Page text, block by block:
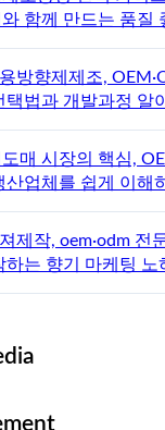
함께 만드는 품질
방향제제조,
택법과 개발과정 알
매 시장의 핵심,
산업체를 쉽게 이해
제작, oem·odm 전
하는 향기 마케팅 노